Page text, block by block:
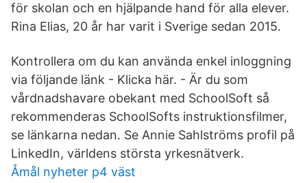
för skolan och en hjälpande hand för alla elever.
Rina Elias, 20 år har varit i Sverige sedan 2015.
Kontrollera om du kan använda enkel inloggning
via följande länk - Klicka här. - Är du som
vårdnadshavare obekant med SchoolSoft så
rekommenderas SchoolSofts instruktionsfilmer,
se länkarna nedan. Se Annie Sahlströms profil på
LinkedIn, världens största yrkesnätverk.
Åmål nyheter p4 väst